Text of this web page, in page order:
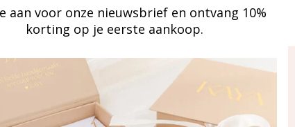
touch
mailinglijst
aan voor onze nieuwsbrief en ontvang 10%
korting op je eerste aankoop.